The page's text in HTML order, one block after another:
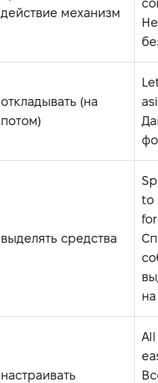
действие механизм
откладывать (на
потом)
выделять средства
to
настраивать